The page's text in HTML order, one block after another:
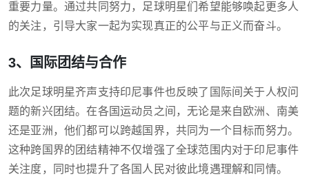
重要力量。通过共同努力，足球明星们希望能够唤起更多人
的关注，引导大家一起为实现真正的公平与正义而奋斗。
3、国际团结与合作
此次足球明星齐声支持印尼事件也反映了国际间关于人权问
题的新兴团结。在各国运动员之间，无论是来自欧洲、南美
还是亚洲，他们都可以跨越国界，共同为一个目标而努力。
这种跨国界的团结精神不仅增强了全球范围内对于印尼事件
关注度，同时也提升了各国人民对彼此境遇理解和同情。